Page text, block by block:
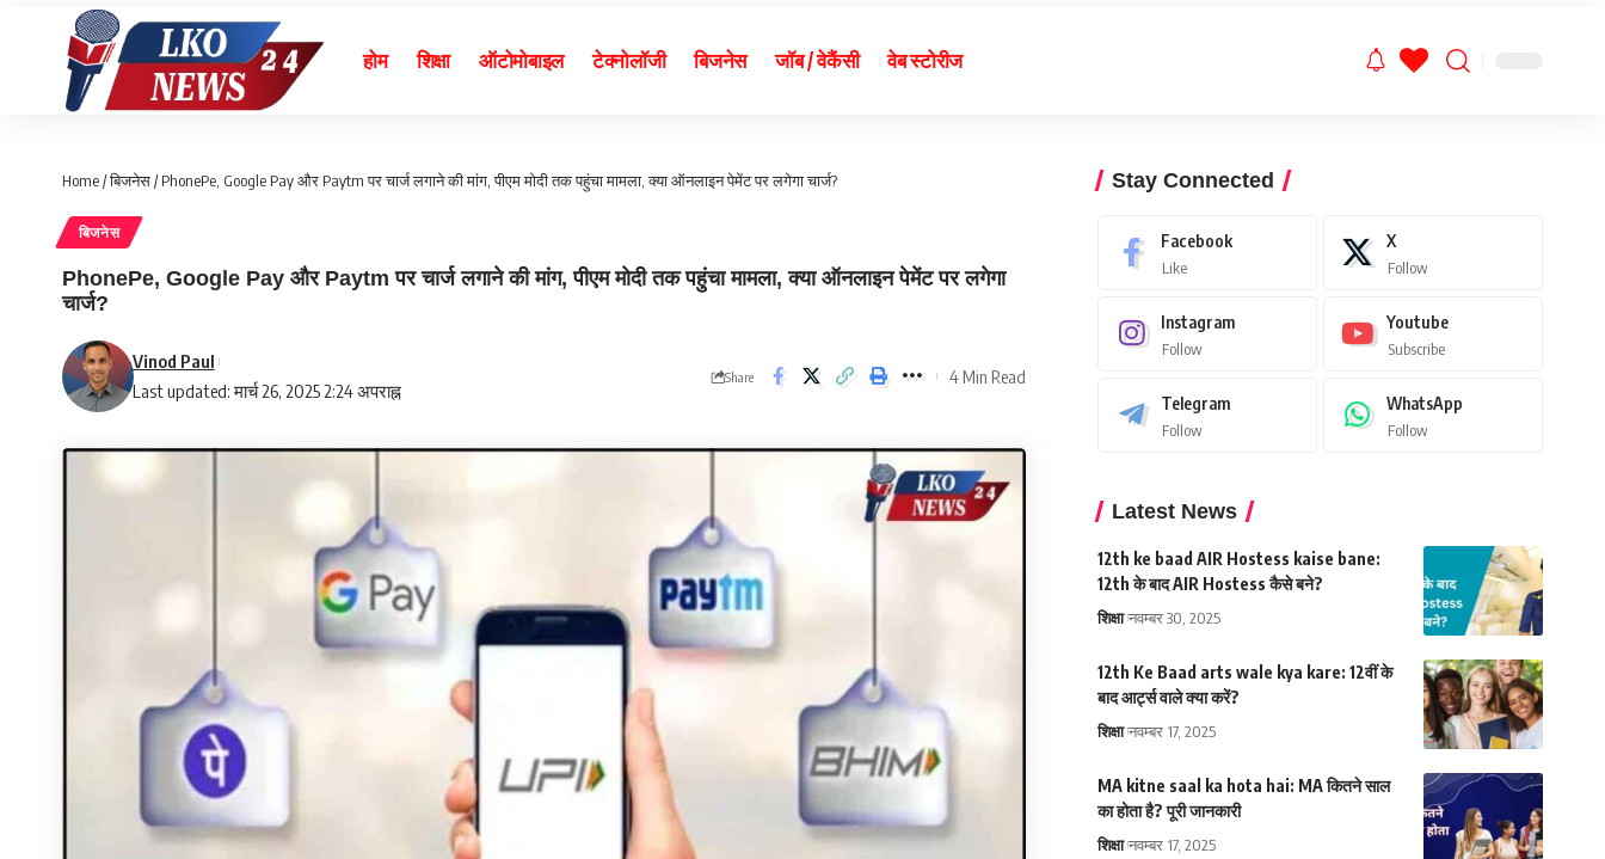
होम शिक्षा ऑटोमोबाइल टेक्नोलॉजी बिजनेस जॉब / वेकैंसी वेब स्टोरीज
Home/बिजनेस/PhonePe, Google Pay और Paytm पर चार्ज लगाने की मांग, पीएम मोदी तक पहुंचा मामला, क्या ऑनलाइन पेमेंट पर लगेगा चार्ज?
बिजनेस
PhonePe, Google Pay और Paytm पर चार्ज लगाने की मांग, पीएम मोदी तक पहुंचा मामला, क्या ऑनलाइन पेमेंट पर लगेगा
चार्ज?
Last updated: मार्च 26, 2025 2:24 अपराह्न
Vinod Paul
Share 4 Min Read
Stay Connected
Facebook
Like
X
Follow
Instagram
Follow
Youtube
Subscribe
Telegram
Follow
WhatsApp
Follow
Latest News
12th ke baad AIR Hostess kaise bane:
12th के बाद AIR Hostess कैसे बने?
शिक्षा नवम्बर 30, 2025
12th Ke Baad arts wale kya kare: 12वीं के
बाद आर्ट्स वाले क्या करें?
शिक्षा नवम्बर 17, 2025
MA kitne saal ka hota hai: MA कितने साल
का होता है? पूरी जानकारी
शिक्षा नवम्बर 17, 2025